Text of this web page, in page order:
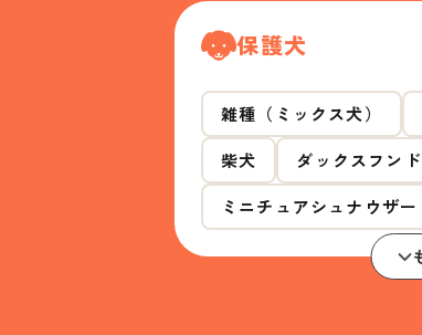
保護犬
雑種（ミックス犬）
柴犬
ダックスフンド
ミニチュアシュナウザー